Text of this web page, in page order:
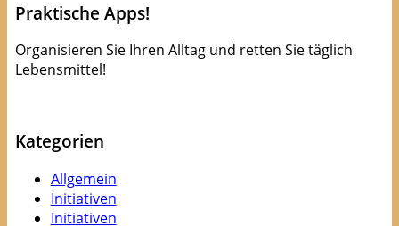
Praktische Apps!
Organisieren Sie Ihren Alltag und retten Sie täglich
Lebensmittel!
Kategorien
Allgemein
Initiativen
Initiativen